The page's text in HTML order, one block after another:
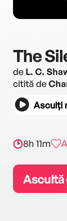
The
de L. C.
citită de
Asculți
8h 11m